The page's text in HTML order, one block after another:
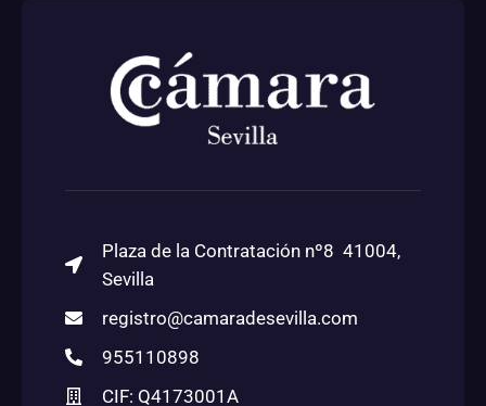
Plaza de la Contratación nº8 41004,
Sevilla
registro@camaradesevilla.com
955110898
CIF: Q4173001A